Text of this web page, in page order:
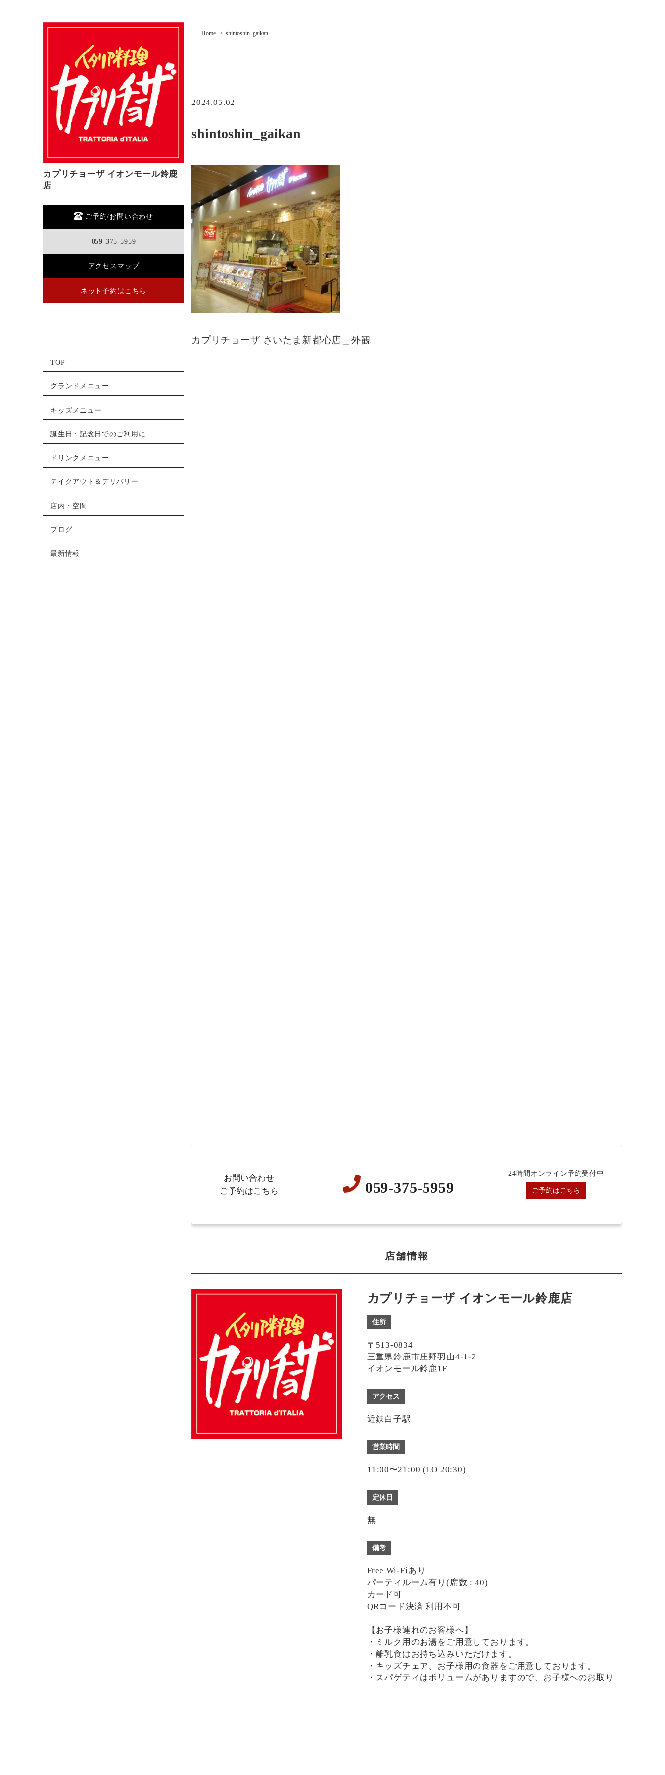
カプリチョーザ イオンモール鈴鹿
店
ご予約/お問い合わせ
059-375-5959
アクセスマップ
ネット予約はこちら
TOP
グランドメニュー
キッズメニュー
誕生日・記念日でのご利用に
ドリンクメニュー
テイクアウト＆デリバリー
店内・空間
ブログ
最新情報
Home shintoshin_gaikan
2024.05.02
shintoshin_gaikan
カプリチョーザ さいたま新都心店＿外観
お問い合わせ
ご予約はこちら
059-375-5959
24時間オンライン予約受付中
ご予約はこちら
店舗情報
カプリチョーザ イオンモール鈴鹿店
住所
〒513-0834
三重県鈴鹿市庄野羽山4-1-2
イオンモール鈴鹿1F
アクセス
近鉄白子駅
営業時間
11:00〜21:00 (LO 20:30)
定休日
無
備考
Free Wi-Fiあり
パーティルーム有り(席数 : 40)
カード可
QRコード決済 利用不可
【お子様連れのお客様へ】
・ミルク用のお湯をご用意しております。
・離乳食はお持ち込みいただけます。
・キッズチェア、お子様用の食器をご用意しております。
・スパゲティはボリュームがありますので、お子様へのお取り